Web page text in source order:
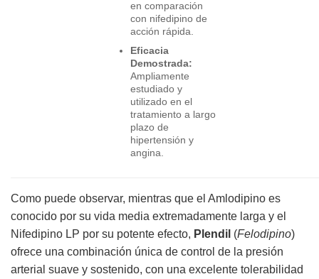
en comparación
con nifedipino de
acción rápida.
Eficacia
Demostrada:
Ampliamente
estudiado y
utilizado en el
tratamiento a largo
plazo de
hipertensión y
angina.
Como puede observar, mientras que el Amlodipino es
conocido por su vida media extremadamente larga y el
Nifedipino LP por su potente efecto, Plendil (Felodipino)
ofrece una combinación única de control de la presión
arterial suave y sostenido, con una excelente tolerabilidad